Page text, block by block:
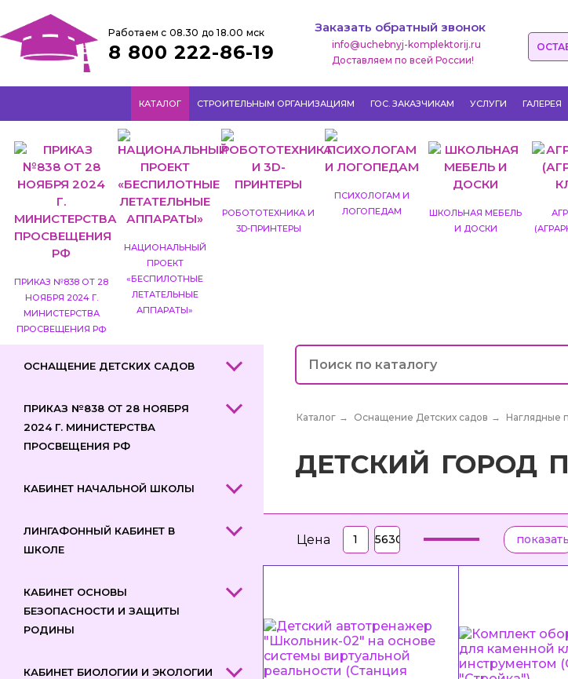
Работаем с 08.30 до 18.00 мск
8 800 222-86-19
Заказать обратный звонок
info@uchebnyj-komplektorij.ru
Доставляем по всей России!
КАТАЛОГ СТРОИТЕЛЬНЫМ ОРГАНИЗАЦИЯМ ГОС. ЗАКАЗЧИКАМ УСЛУГИ ГАЛЕРЕЯ
ПРИКАЗ №838 ОТ 28
НОЯБРЯ 2024 Г.
МИНИСТЕРСТВА
ПРОСВЕЩЕНИЯ РФ
НАЦИОНАЛЬНЫЙ
ПРОЕКТ
«БЕСПИЛОТНЫЕ
ЛЕТАТЕЛЬНЫЕ
АППАРАТЫ»
РОБОТОТЕХНИКА И
3D-ПРИНТЕРЫ
ПСИХОЛОГАМ И
ЛОГОПЕДАМ
ШКОЛЬНАЯ МЕБЕЛЬ
И ДОСКИ
ОСНАЩЕНИЕ ДЕТСКИХ САДОВ
ПРИКАЗ №838 ОТ 28 НОЯБРЯ
2024 Г. МИНИСТЕРСТВА
ПРОСВЕЩЕНИЯ РФ
КАБИНЕТ НАЧАЛЬНОЙ ШКОЛЫ
ЛИНГАФОННЫЙ КАБИНЕТ В
ШКОЛЕ
КАБИНЕТ ОСНОВЫ
БЕЗОПАСНОСТИ И ЗАЩИТЫ
РОДИНЫ
КАБИНЕТ БИОЛОГИИ И ЭКОЛОГИИ
Каталог → Оснащение Детских садов → Наглядные
ДЕТСКИЙ ГОРОД
Цена